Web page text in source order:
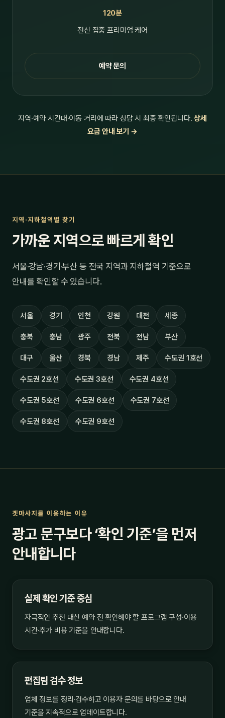
120분
전신 집중 프리미엄 케어
예약 문의
지역·예약 시간대·이동 거리에 따라 상담 시 최종 확인됩니다.상세
요금 안내 보기 →
지역·지하철역별 찾기
가까운 지역으로 빠르게 확인
서울·강남·경기·부산 등 전국 지역과 지하철역 기준으로
안내를 확인할 수 있습니다.
서울 경기 인천 강원 대전 세종
충북 충남 광주 전북 전남 부산
대구 울산 경북 경남 제주 수도권 1호선
수도권 2호선 수도권 3호선 수도권 4호선
수도권 5호선 수도권 6호선 수도권 7호선
수도권 8호선 수도권 9호선
겟마사지를 이용하는 이유
광고 문구보다 ‘확인 기준’을 먼저
안내합니다
실제 확인 기준 중심
자극적인 추천 대신 예약 전 확인해야 할 프로그램 구성·이용
시간·추가 비용 기준을 안내합니다.
편집팀 검수 정보
업체 정보를 정리·검수하고 이용자 문의를 바탕으로 안내
기준을 지속적으로 업데이트합니다.